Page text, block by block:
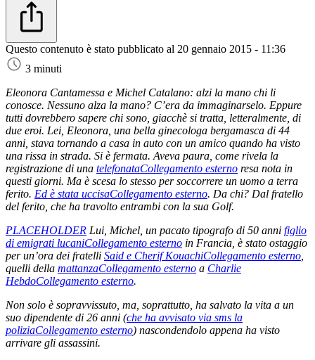
Questo contenuto è stato pubblicato al 20 gennaio 2015 - 11:36
3 minuti
Eleonora Cantamessa e Michel Catalano: alzi la mano chi li
conosce. Nessuno alza la mano? C’era da immaginarselo. Eppure
tutti dovrebbero sapere chi sono, giacchè si tratta, letteralmente, di
due eroi. Lei, Eleonora, una bella ginecologa bergamasca di 44
anni, stava tornando a casa in auto con un amico quando ha visto
una rissa in strada. Si è fermata. Aveva paura, come rivela la
registrazione di una telefonataCollegamento esterno resa nota in
questi giorni. Ma è scesa lo stesso per soccorrere un uomo a terra
ferito. Ed è stata uccisaCollegamento esterno. Da chi? Dal fratello
del ferito, che ha travolto entrambi con la sua Golf.
PLACEHOLDER Lui, Michel, un pacato tipografo di 50 anni figlio
di emigrati lucaniCollegamento esterno in Francia, è stato ostaggio
per un’ora dei fratelli Said e Cherif KouachiCollegamento esterno
quelli della mattanzaCollegamento esterno a Charlie
HebdoCollegamento esterno.
Non solo è sopravvissuto, ma, soprattutto, ha salvato la vita a un
suo dipendente di 26 anni (che ha avvisato via sms la
poliziaCollegamento esterno) nascondendolo appena ha visto
arrivare gli assassini.